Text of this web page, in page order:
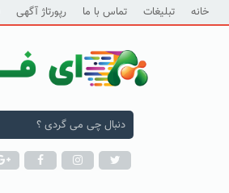
خانه تبلیغات تماس با ما رپورتاژ آگهی